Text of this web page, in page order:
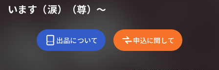
います（涙）（尊）〜
出品について 申込に関して